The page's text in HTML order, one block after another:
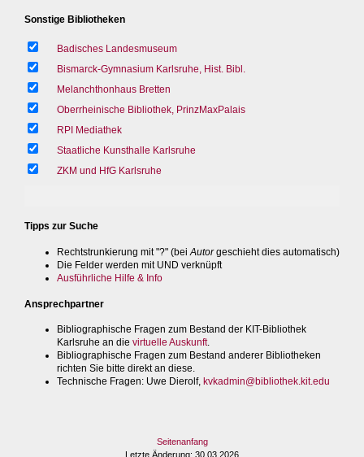
Sonstige Bibliotheken
Badisches Landesmuseum
Bismarck-Gymnasium Karlsruhe, Hist. Bibl.
Melanchthonhaus Bretten
Oberrheinische Bibliothek, PrinzMaxPalais
RPI Mediathek
Staatliche Kunsthalle Karlsruhe
ZKM und HfG Karlsruhe
Tipps zur Suche
Rechtstrunkierung mit "?" (bei Autorgeschieht dies automatisch)
Die Felder werden mit UND verknüpft
Ausführliche Hilfe & Info
Ansprechpartner
Bibliographische Fragen zum Bestand der KIT-Bibliothek
Karlsruhe an die virtuelle Auskunft.
Bibliographische Fragen zum Bestand anderer Bibliotheken
richten Sie bitte direkt an diese.
Technische Fragen: Uwe Dierolf, kvkadmin@bibliothek.kit.edu
Seitenanfang
Letzte Änderung: 30.03.2026